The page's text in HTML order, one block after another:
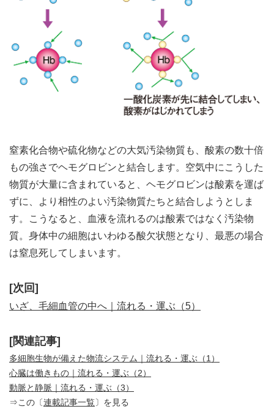
窒素化合物や硫化物などの大気汚染物質も、酸素の数十倍
もの強さでヘモグロビンと結合します。空気中にこうした
物質が大量に含まれていると、ヘモグロビンは酸素を運ば
ずに、より相性のよい汚染物質たちと結合しようとしま
す。こうなると、血液を流れるのは酸素ではなく汚染物
質。身体中の細胞はいわゆる酸欠状態となり、最悪の場合
は窒息死してしまいます。
[次回]
いざ、毛細血管の中へ｜流れる・運ぶ（5）
[関連記事]
多細胞生物が備えた物流システム｜流れる・運ぶ（1）
心臓は働きもの｜流れる・運ぶ（2）
動脈と静脈｜流れる・運ぶ（3）
⇒この〔連載記事一覧〕を見る